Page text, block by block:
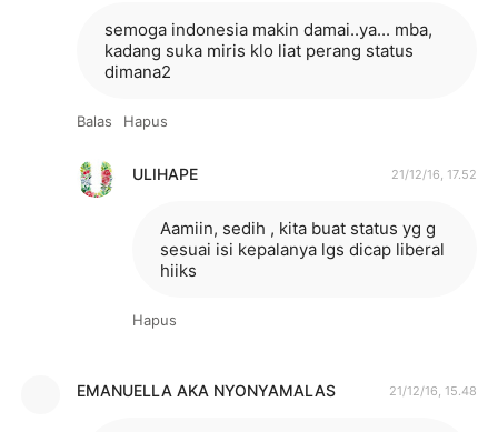
semoga indonesia makin damai..ya... mba,
kadang suka miris klo liat perang status
dimana2
Balas Hapus
ULIHAPE 21/12/16, 17.52
Aamiin, sedih , kita buat status yg g
sesuai isi kepalanya lgs dicap liberal
hiiks
Hapus
EMANUELLA AKA NYONYAMALAS 21/12/16, 15.48